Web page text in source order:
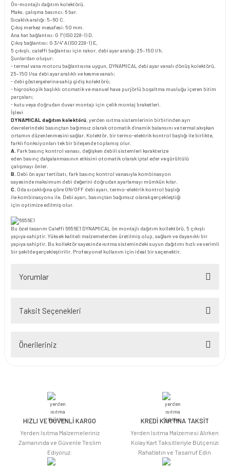
Ön-montajlı dağıtım kolektörü.
Maks. çalışma basıncı: 6 bar.
Sıcaklık aralığı: 5–60 C.
Çıkış merkez mesafesi: 50 mm.
Ana hat bağlantısı: G 1" (ISO 228-1) D.
Çıkış bağlantısı: G 3/4" A (ISO 228-1) E,
5 çıkışlı, caleffi bağlantısı için rakor. debi ayar aralığı: 25–150 l/h.
Şunlardan oluşur:
- termal vana motoru bağlantısına uygun, DYNAMICAL debi ayar vanalı dönüş kolektörü,
25–150 l/sa debi ayar aralıklı ve kesme vanalı;
- debi göstergelerine sahip gidiş kolektörü;
- higroskopik başlıklı otomatik ve manuel hava purjörlü boşaltma musluğu içeren bitim
parçaları;
- kutu veya doğrudan duvar montajı için çelik montaj braketleri.
İşlevi
DYNAMICAL dağıtım kolektörü, yerden ısıtma sistemlerinin birbirinden ayrı
devrelerindeki basınçtan bağımsız olarak otomatik dinamik balansını ve termal akışkan
ortamın düzenlenmesini sağlar. Kolektör, bir termo-elektrik kontrol başlığı ile birlikte,
farklı fonksiyonları tek bir bileşende toplamış olur.
A. Fark basınç kontrol vanası, değişken debili sistemleri karakterize
eden basınç dalgalanmasının etkisini otomatik olarak iptal eder ve gürültülü
çalışmayı önler.
B. Debi ön ayar tertibatı, fark basınç kontrol vanasıyla kombinasyon
sayesinde maksimum debi değerini doğrudan ayarlamayı mümkün kılar.
C. Oda sıcaklığına göre ON/OFF debi ayarı, termo-elektrik kontrol başlığı
ile kombinasyonu ile. Debi ayarı, basınçtan bağımsız olarak gerçekleştiği
için optimize edilmiş olur.
Bu özel tasarım Caleffi 6656E1 DYNAMICAL ön montajlı dağıtım kollektörü, 5 çıkışlı
yapıya sahiptir. Yüksek kaliteli malzemelerden üretilmiş olup, sağlam ve dayanıklı bir
yapıya sahiptir. Bu kollektör sayesinde ısıtma sistemindeki suyun dağıtımı hızlı ve verimli
bir şekilde gerçekleştirilir. Profesyonel kullanım için ideal bir seçenektir.
Yorumlar
Taksit Seçenekleri
Önerileriniz
iletebilirsiniz.
Görüş ve önerileriniz için teşekkür ederiz.
Ürün açıklamasında eksik bilgiler bulunuyor.
Ürün bilgilerinde hatalar bulunuyor.
HIZLI VE GÜVENLİ KARGO
Yerden Isıtma Malzemeleriniz
Zamanında ve Güvenle Teslim
Ediyoruz.
KREDİ KARTINA TAKSİT
Yerden Isıtma Malzemesi Alırken
Kolay Kart Taksitleriyle Bütçenizi
Rahatlatın ve Tasarruf Edin